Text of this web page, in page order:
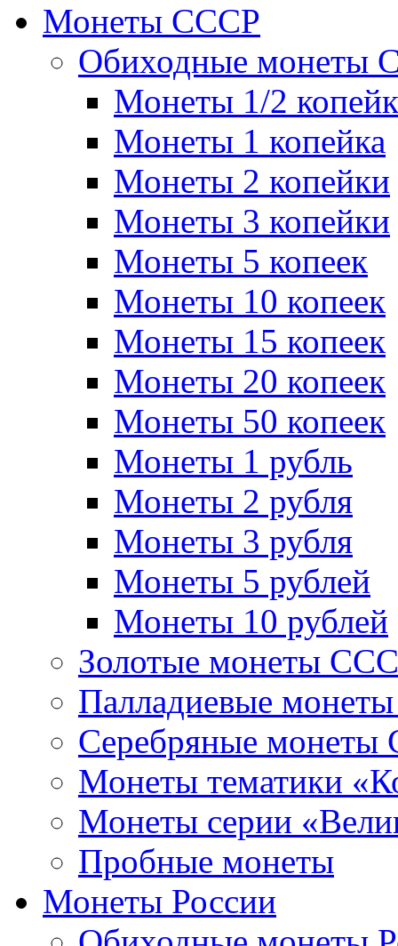
Монеты СССР
Обиходные монеты
Монеты 1/2
Монеты 1 копейка
Монеты 2 копейки
Монеты 3 копейки
Монеты 5 копеек
Монеты 10 копеек
Монеты 15 копеек
Монеты 20 копеек
Монеты 50 копеек
Монеты 1 рубль
Монеты 2 рубля
Монеты 3 рубля
Монеты 5 рублей
Монеты 10 рублей
Золотые монеты
Палладиевые
Серебряные монеты
Монеты тематики
Монеты серии
Пробные монеты
Монеты России